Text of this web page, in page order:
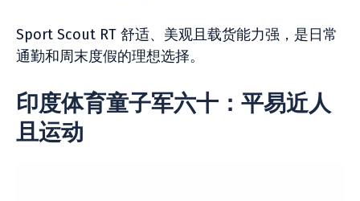
Sport Scout RT 舒适、美观且载货能力强，是日常
通勤和周末度假的理想选择。
印度体育童子军六十：平易近人
且运动